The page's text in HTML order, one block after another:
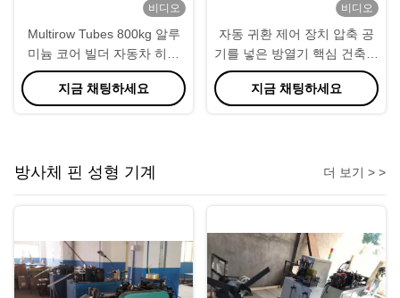
비디오
Multirow Tubes 800kg 알루
미늄 코어 빌더 자동차 히터
라디에이터
지금 채팅하세요
비디오
자동 귀환 제어 장치 압축 공
기를 넣은 방열기 핵심 건축업
자 기계, 핵심 회의 기계
지금 채팅하세요
방사체 핀 성형 기계 더 보기 > >